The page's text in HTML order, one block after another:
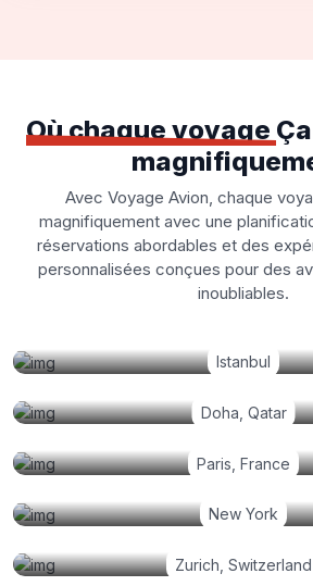
Où chaque voyage
Avec Voyage Avion, chaque
magnifiquement avec une
réservations abordables et des
personnalisées conçues pour des
inoubliables.
Istanbul
Doha, Qatar
Paris, France
New York
Zurich, Switzerland